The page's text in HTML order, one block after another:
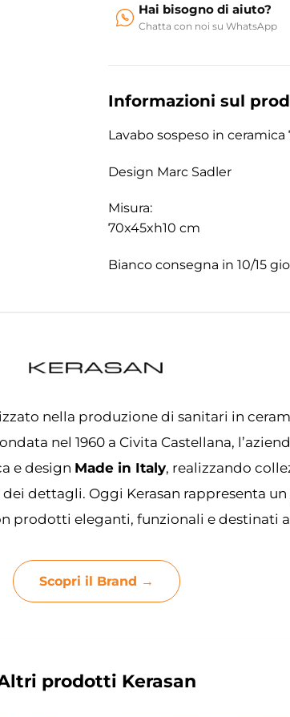
Hai bisogno di aiuto?
Chatta con noi su WhatsApp
Informazioni sul
Lavabo sospeso in
Design Marc Sadler
Misura:
70x45xh10 cm
Bianco consegna in 10/15
nella produzione di sanitari in
nel 1960 a Civita Castellana,
e design Made in Italy, realizzando
dettagli. Oggi Kerasan rappresenta
prodotti eleganti, funzionali e destinati
Scopri il Brand →
prodotti Kerasan